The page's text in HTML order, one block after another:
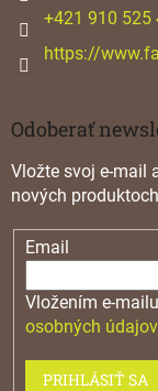
+421 910 525
https://
Odoberať
Vložte svoj e-mail
nových
Email
Vložením e-
osobných údajov
PRIHLÁSIŤ SA